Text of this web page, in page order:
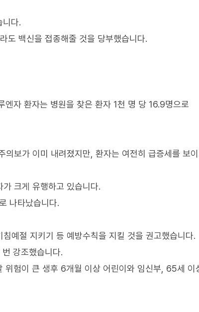
니다.
도 백신을 접종해줄 것을 당부했습니다.
자 환자는 병원을 찾은 환자 1천 명 당 16.9명으로
보가 이미 내려졌지만, 환자는 여전히 급증세를 보
크게 유행하고 있습니다.
나타났습니다.
예절 지키기 등 예방수칙을 지킬 것을 권고했습니다.
강조했습니다.
위험이 큰 생후 6개월 이상 어린이와 임신부, 65세 이